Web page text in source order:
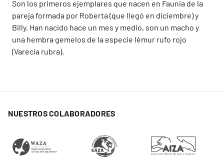
Son los primeros ejemplares que nacen en Faunia de la
pareja formada por Roberta (que llegó en diciembre) y
Billy. Han nacido hace un mes y medio, son un macho y
una hembra gemelos de la especie lémur rufo rojo
(Varecia rubra).
NUESTROS COLABORADORES